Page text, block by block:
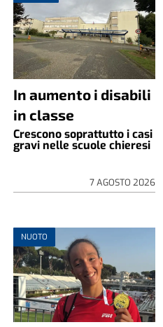
In aumento i disabili
in classe
Crescono soprattutto i casi
gravi nelle scuole chieresi
7 AGOSTO 2026
NUOTO